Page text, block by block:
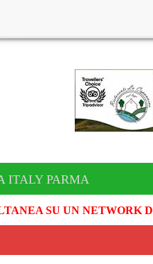
ITALY PARMA
SU UN NETWORK